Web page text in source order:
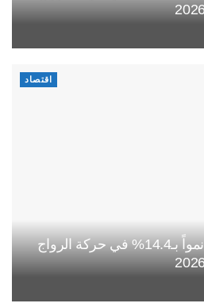
اقتصاد
الموانئ المغربية تحقق نمواً بـ14.4% في حركة الرواج